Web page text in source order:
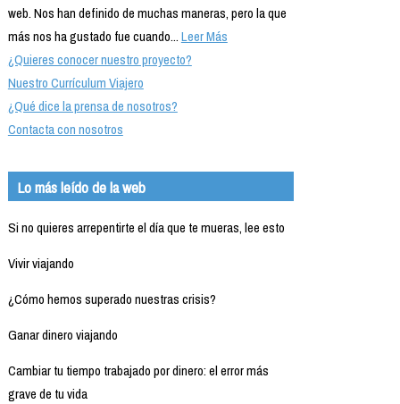
web. Nos han definido de muchas maneras, pero la que
más nos ha gustado fue cuando...Leer Más
¿Quieres conocer nuestro proyecto?
Nuestro Currículum Viajero
¿Qué dice la prensa de nosotros?
Contacta con nosotros
Lo más leído de la web
Si no quieres arrepentirte el día que te mueras, lee esto
Vivir viajando
¿Cómo hemos superado nuestras crisis?
Ganar dinero viajando
Cambiar tu tiempo trabajado por dinero: el error más
grave de tu vida